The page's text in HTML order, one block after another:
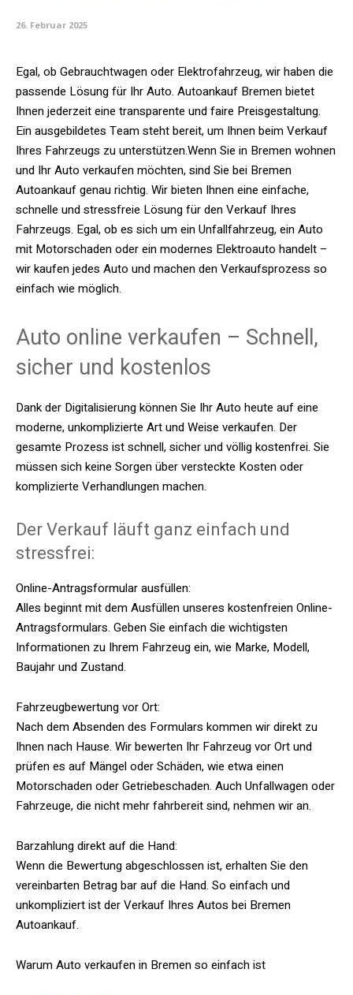
26. Februar 2025
Egal, ob Gebrauchtwagen oder Elektrofahrzeug, wir haben die
passende Lösung für Ihr Auto. Autoankauf Bremen bietet
Ihnen jederzeit eine transparente und faire Preisgestaltung.
Ein ausgebildetes Team steht bereit, um Ihnen beim Verkauf
Ihres Fahrzeugs zu unterstützen.Wenn Sie in Bremen wohnen
und Ihr Auto verkaufen möchten, sind Sie bei Bremen
Autoankauf genau richtig. Wir bieten Ihnen eine einfache,
schnelle und stressfreie Lösung für den Verkauf Ihres
Fahrzeugs. Egal, ob es sich um ein Unfallfahrzeug, ein Auto
mit Motorschaden oder ein modernes Elektroauto handelt –
wir kaufen jedes Auto und machen den Verkaufsprozess so
einfach wie möglich.
Auto online verkaufen – Schnell,
sicher und kostenlos
Dank der Digitalisierung können Sie Ihr Auto heute auf eine
moderne, unkomplizierte Art und Weise verkaufen. Der
gesamte Prozess ist schnell, sicher und völlig kostenfrei. Sie
müssen sich keine Sorgen über versteckte Kosten oder
komplizierte Verhandlungen machen.
Der Verkauf läuft ganz einfach und
stressfrei:
Online-Antragsformular ausfüllen:
Alles beginnt mit dem Ausfüllen unseres kostenfreien Online-
Antragsformulars. Geben Sie einfach die wichtigsten
Informationen zu Ihrem Fahrzeug ein, wie Marke, Modell,
Baujahr und Zustand.
Fahrzeugbewertung vor Ort:
Nach dem Absenden des Formulars kommen wir direkt zu
Ihnen nach Hause. Wir bewerten Ihr Fahrzeug vor Ort und
prüfen es auf Mängel oder Schäden, wie etwa einen
Motorschaden oder Getriebeschaden. Auch Unfallwagen oder
Fahrzeuge, die nicht mehr fahrbereit sind, nehmen wir an.
Barzahlung direkt auf die Hand:
Wenn die Bewertung abgeschlossen ist, erhalten Sie den
vereinbarten Betrag bar auf die Hand. So einfach und
unkompliziert ist der Verkauf Ihres Autos bei Bremen
Autoankauf.
Warum Auto verkaufen in Bremen so einfach ist